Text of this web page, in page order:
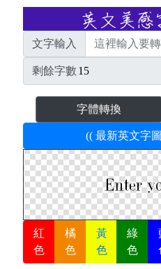
文字輸入
剩餘字數
字體轉換
(( 最新英文字
紅
色
橘
色
黃
色
綠
色